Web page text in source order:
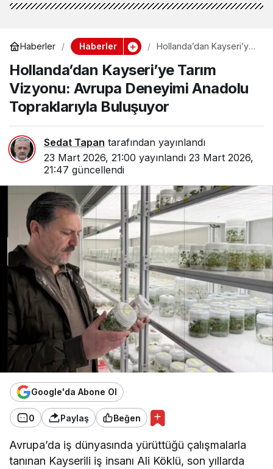
Haberler Haberler
Hollanda’dan Kayseri’ye
Deneyimi Anadolu
Topraklarıyla Buluşuyor
Hollanda’dan Kayseri’ye Tarım
Vizyonu: Avrupa Deneyimi Anadolu
Topraklarıyla Buluşuyor
Sedat Tapan tarafından yayınlandı
23 Mart 2026, 21:00 yayınlandı 23 Mart 2026,
21:47 güncellendi
Google'da Abone Ol
0 Paylaş Beğen
Avrupa’da iş dünyasında yürüttüğü çalışmalarla
tanınan Kayserili iş insanı Ali Köklü, son yıllarda